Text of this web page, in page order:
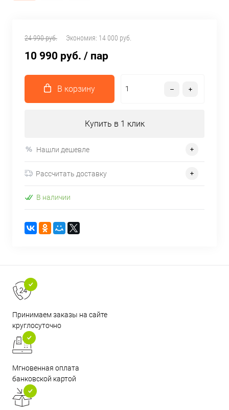
24 990 руб. Экономия: 14 000 руб.
10 990 руб. / пар
В корзину
Купить в 1 клик
Нашли дешевле
Рассчитать доставку
В наличии
Принимаем заказы на сайте
круглосуточно
Мгновенная оплата
банковской картой